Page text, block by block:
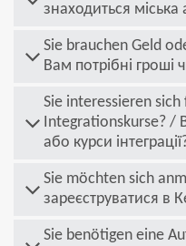
знаходиться міська
Sie brauchen Geld
Вам потрібні
Sie interessieren
Integrationskurse? /
або курси
Sie möchten sich
зареєструватися в
Sie benötigen eine